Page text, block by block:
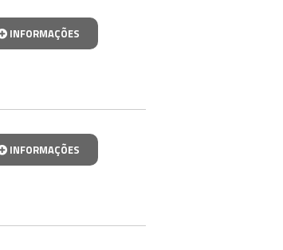
INFORMAÇÕES
INFORMAÇÕES